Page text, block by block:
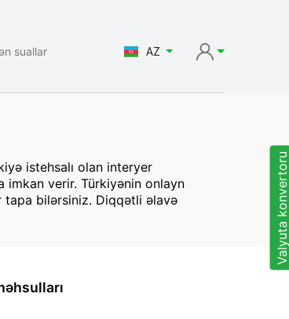
suallar AZ
istehsalı olan interyer
imkan verir. Türkiyənin onlayn
tapa bilərsiniz. Diqqətli əlavə
Valyuta konvertoru